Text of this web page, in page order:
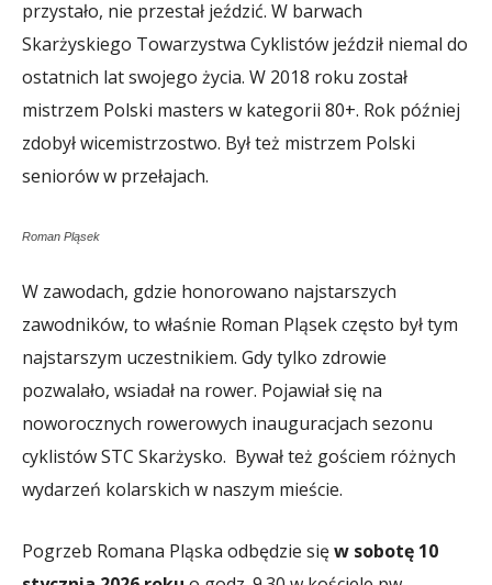
przystało, nie przestał jeździć. W barwach
Skarżyskiego Towarzystwa Cyklistów jeździł niemal do
ostatnich lat swojego życia. W 2018 roku został
mistrzem Polski masters w kategorii 80+. Rok później
zdobył wicemistrzostwo. Był też mistrzem Polski
seniorów w przełajach.
Roman Pląsek
W zawodach, gdzie honorowano najstarszych
zawodników, to właśnie Roman Pląsek często był tym
najstarszym uczestnikiem. Gdy tylko zdrowie
pozwalało, wsiadał na rower. Pojawiał się na
noworocznych rowerowych inauguracjach sezonu
cyklistów STC Skarżysko. Bywał też gościem różnych
wydarzeń kolarskich w naszym mieście.
Pogrzeb Romana Pląska odbędzie sięw sobotę 10